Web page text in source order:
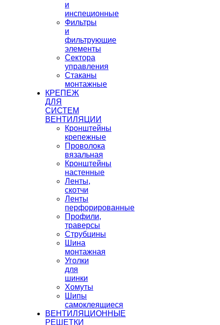
и
инспеционные
Фильтры
и
фильтрующие
элементы
Сектора
управления
Стаканы
монтажные
КРЕПЕЖ
ДЛЯ
СИСТЕМ
ВЕНТИЛЯЦИИ
Кронштейны
крепежные
Проволока
вязальная
Кронштейны
настенные
Ленты,
скотчи
Ленты
перфорированные
Профили,
траверсы
Струбцины
Шина
монтажная
Уголки
для
шинки
Хомуты
Шипы
самоклеящиеся
ВЕНТИЛЯЦИОННЫЕ
РЕШЕТКИ